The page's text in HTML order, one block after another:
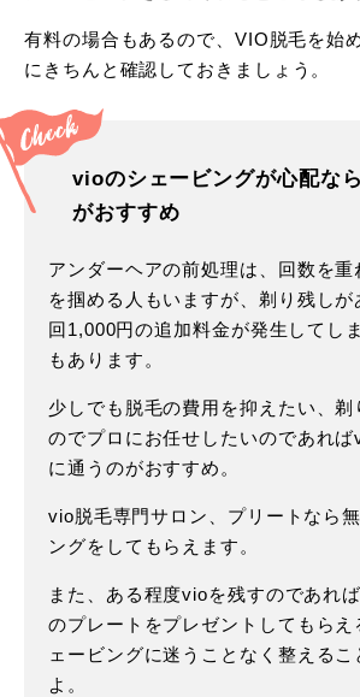
有料の場合もあるので、VIO脱毛を始
にきちんと確認しておきましょう。
vioのシェービングが心配な
がおすすめ
アンダーヘアの前処理は、回数を重
を掴める人もいますが、剃り残しが
回1,000円の追加料金が発生してし
もあります。
少しでも脱毛の費用を抑えたい、剃
のでプロにお任せしたいのであれ
に通うのがおすすめ。
vio脱毛専門サロン、プリートなら
ングをしてもらえます。
また、ある程度vioを残すのであれ
のプレートをプレゼントしてもらえ
ェービングに迷うことなく整えるこ
よ。